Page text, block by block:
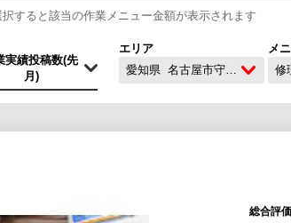
すると該当の作業メニュー金額が表示されます
エリア
愛知県 名古屋市守山区
メ
修
総合評価